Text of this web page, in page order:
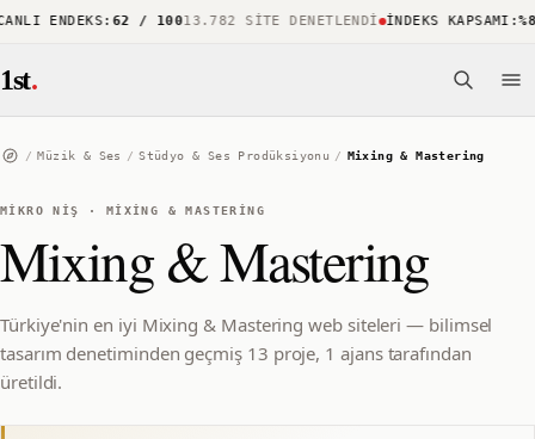
ENDEKS:62 / 10013.782 SITE DENETLENDI İNDEKS KAPSAMI:%88
1st.
/ Müzik & Ses / Stüdyo & Ses Prodüksiyonu / Mixing & Mastering
MIKRO NIŞ · MIXING & MASTERING
Mixing & Mastering
Türkiye'nin en iyi Mixing & Mastering web siteleri — bilimsel
tasarım denetiminden geçmiş 13 proje, 1 ajans tarafından
üretildi.